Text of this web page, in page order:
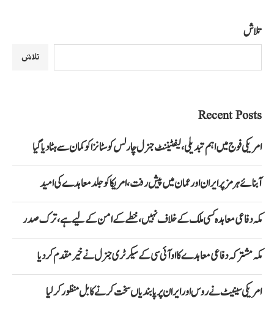
تلاش
تلاش
Recent Posts
امریکی فوج میں اہم تبدیلی، لیفٹیننٹ جنرل چارلس کوسٹانزا کو کمان سے ہٹا دیا گیا
آبنائے ہرمز پر ایران اور عمان میں پیش رفت، امریکا کو جلد معاہدے کی امید
مکہ دفاعی معاہدہ کسی ملک کے خلاف نہیں، خطے کے امن کے لیے ہے، ترک صدر
مکہ مشترکہ دفاعی معاہدے کا او آئی سی کے سیکرٹری جنرل نے خیرمقدم کردیا
امریکی سینیٹ نے روس اور ایران پر پابندیاں سخت کرنے کا بل منظور کرلیا